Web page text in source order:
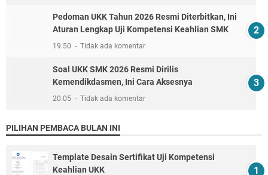
Pedoman UKK Tahun 2026 Resmi Diterbitkan, Ini
Aturan Lengkap Uji Kompetensi Keahlian SMK
19.50 Tidak ada komentar
Soal UKK SMK 2026 Resmi Dirilis
Kemendikdasmen, Ini Cara Aksesnya
20.05 Tidak ada komentar
PILIHAN PEMBACA BULAN INI
Template Desain Sertifikat Uji Kompetensi
Keahlian UKK